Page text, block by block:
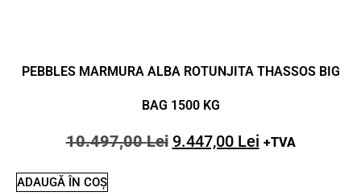
PEBBLES MARMURA ALBA ROTUNJITA THASSOS BIG
BAG 1500 KG
10.497,00Lei 9.447,00 Lei +TVA
ADAUGĂ ÎN COȘ